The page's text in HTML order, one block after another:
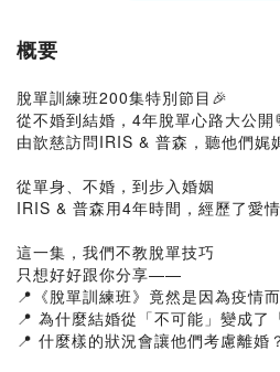
概要
脫單訓練班200集特別節目🎉
從不婚到結婚，4年脫單心路大公開
由歆慈訪問IRIS & 普森，聽他們娓
從單身、不婚，到步入婚姻
IRIS & 普森用4年時間，經歷了愛
這一集，我們不教脫單技巧
只想好好跟你分享——
📍《脫單訓練班》竟然是因為疫情
📍 為什麼結婚從「不可能」變成了
📍 什麼樣的狀況會讓他們考慮離婚